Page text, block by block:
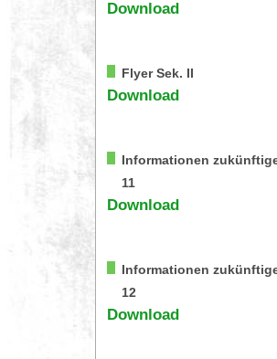
Download
Flyer Sek. II
Download
Informationen
11
Download
Informationen
12
Download